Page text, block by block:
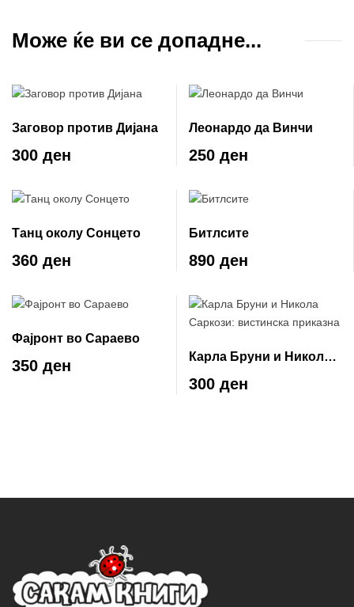
Може ќе ви се допадне...
Заговор против Дијана
300 ден
Леонардо да Винчи
250 ден
Танц околу Сонцето
360 ден
Битлсите
890 ден
Фајронт во Сараево
350 ден
Карла Бруни и Никола
Саркози: вистинска
приказна
300 ден